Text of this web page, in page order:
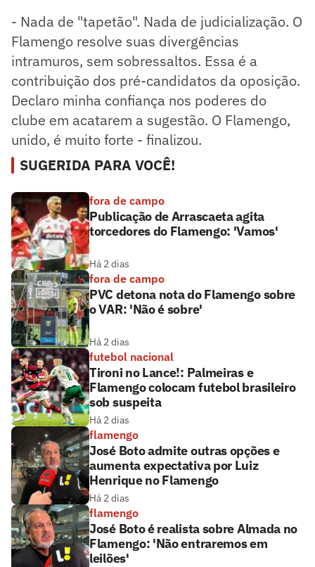
- Nada de "tapetão". Nada de judicialização. O
Flamengo resolve suas divergências
intramuros, sem sobressaltos. Essa é a
contribuição dos pré-candidatos da oposição.
Declaro minha confiança nos poderes do
clube em acatarem a sugestão. O Flamengo,
unido, é muito forte - finalizou.
SUGERIDA PARA VOCÊ!
fora de campo
Publicação de Arrascaeta agita
torcedores do Flamengo: 'Vamos'
Há 2 dias
fora de campo
PVC detona nota do Flamengo sobre
o VAR: 'Não é sobre'
Há 2 dias
futebol nacional
Tironi no Lance!: Palmeiras e
Flamengo colocam futebol brasileiro
sob suspeita
Há 2 dias
flamengo
José Boto admite outras opções e
aumenta expectativa por Luiz
Henrique no Flamengo
Há 2 dias
flamengo
José Boto é realista sobre Almada no
Flamengo: 'Não entraremos em
leilões'